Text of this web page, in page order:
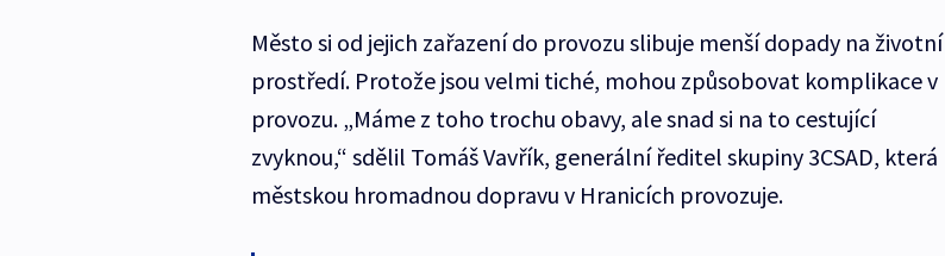
Město si od jejich zařazení do provozu slibuje menší dopady na životní
prostředí. Protože jsou velmi tiché, mohou způsobovat komplikace v
provozu. „Máme z toho trochu obavy, ale snad si na to cestující
zvyknou,“ sdělil Tomáš Vavřík, generální ředitel skupiny 3CSAD, která
městskou hromadnou dopravu v Hranicích provozuje.